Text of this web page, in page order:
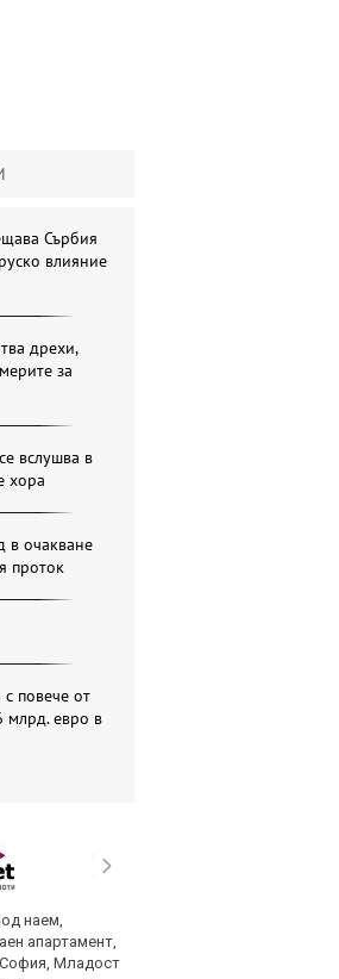
Сърбия
влияние
дрехи,
за
вслушва в
хора
в очакване
проток
повече от
млрд. евро в
наем,
апартамент,
Младост